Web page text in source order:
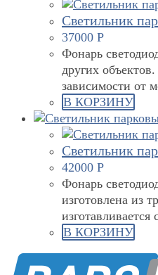
Светильник
37000 Р
Фонарь
других
зависимости от
В КОРЗИНУ
Светильник
42000 Р
Фонарь
изготовлена из
В КОРЗИНУ